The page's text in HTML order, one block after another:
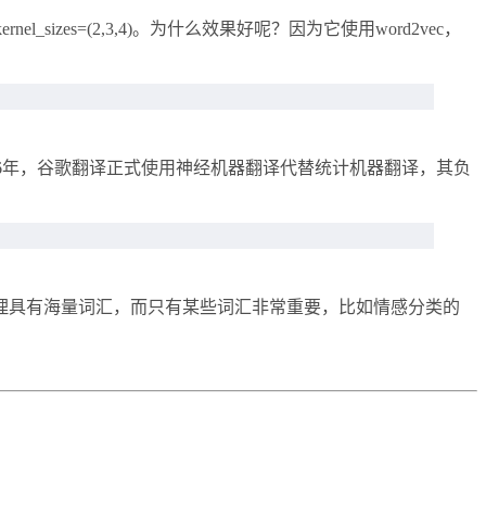
。为什么效果好呢？因为它使用word2vec，
，谷歌翻译正式使用神经机器翻译代替统计机器翻译，其负
有海量词汇，而只有某些词汇非常重要，比如情感分类的